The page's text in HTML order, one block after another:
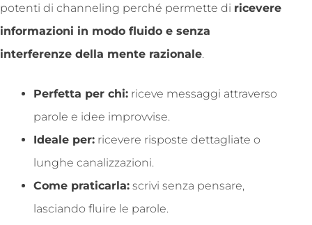
potenti di channeling perché permette di ricevere
informazioni in modo fluido e senza
interferenze della mente razionale.
Perfetta per chi: riceve messaggi attraverso
parole e idee improvvise.
Ideale per: ricevere risposte dettagliate o
lunghe canalizzazioni.
Come praticarla: scrivi senza pensare,
lasciando fluire le parole.